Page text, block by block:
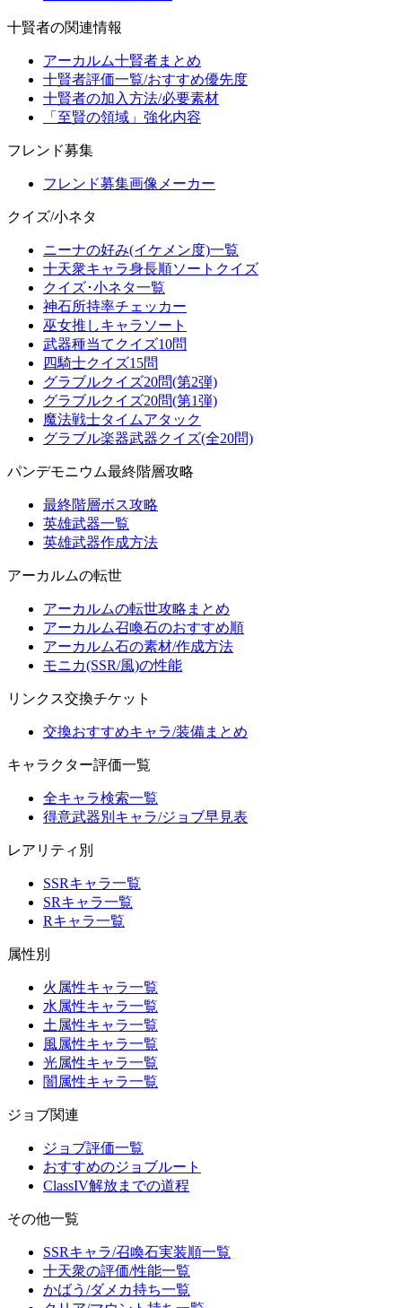
十賢者の関連情報
アーカルム十賢者まとめ
十賢者評価一覧/おすすめ優先度
十賢者の加入方法/必要素材
「至賢の領域」強化内容
フレンド募集
フレンド募集画像メーカー
クイズ/小ネタ
ニーナの好み(イケメン度)一覧
十天衆キャラ身長順ソートクイズ
クイズ･小ネタ一覧
神石所持率チェッカー
巫女推しキャラソート
武器種当てクイズ10問
四騎士クイズ15問
グラブルクイズ20問(第2弾)
グラブルクイズ20問(第1弾)
魔法戦士タイムアタック
グラブル楽器武器クイズ(全20問)
パンデモニウム最終階層攻略
最終階層ボス攻略
英雄武器一覧
英雄武器作成方法
アーカルムの転世
アーカルムの転世攻略まとめ
アーカルム召喚石のおすすめ順
アーカルム石の素材/作成方法
モニカ(SSR/風)の性能
リンクス交換チケット
交換おすすめキャラ/装備まとめ
キャラクター評価一覧
全キャラ検索一覧
得意武器別キャラ/ジョブ早見表
レアリティ別
SSRキャラ一覧
SRキャラ一覧
Rキャラ一覧
属性別
火属性キャラ一覧
水属性キャラ一覧
土属性キャラ一覧
風属性キャラ一覧
光属性キャラ一覧
闇属性キャラ一覧
ジョブ関連
ジョブ評価一覧
おすすめのジョブルート
ClassIV解放までの道程
その他一覧
SSRキャラ/召喚石実装順一覧
十天衆の評価/性能一覧
かばう/ダメカ持ち一覧